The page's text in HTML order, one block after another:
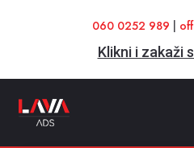
060 0252 989
Klikni i zakaži